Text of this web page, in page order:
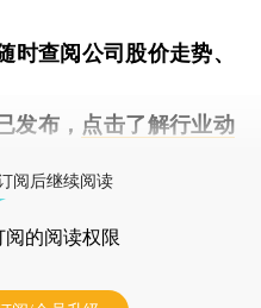
时查阅公司股价走势、
发布， 点击了解行业动
阅后继续阅读
阅的阅读权限